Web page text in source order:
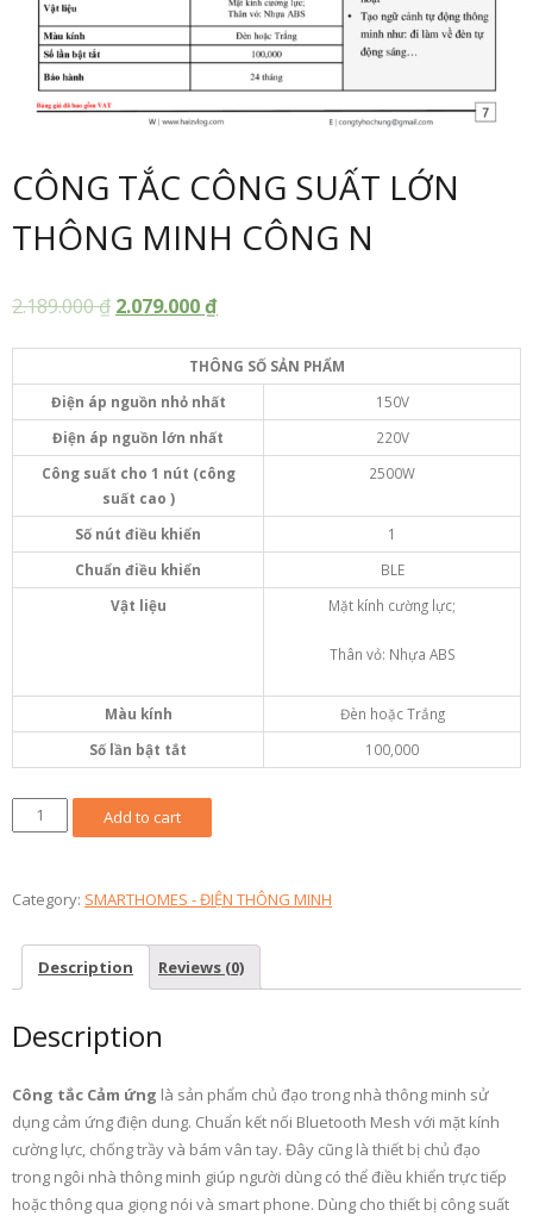
CÔNG TẮC CÔNG SUẤT LỚN
THÔNG MINH CÔNG N
2.189.000₫ 2.079.000₫
THÔNG SỐ SẢN PHẨM
Điện áp nguồn nhỏ nhất
150V
Điện áp nguồn lớn nhất
220V
Công suất cho 1 nút (công
suất cao )
2500W
Số nút điều khiển
1
Chuẩn điều khiển
BLE
Vật liệu
Mặt kính cường lực;
Thân vỏ: Nhựa ABS
Màu kính
Đèn hoặc Trắng
Số lần bật tắt
100,000
CÔNG
TẮC
SUẤT
THÔNG
MINH
N
Add to cart
Category: SMARTHOMES - ĐIỆN THÔNG MINH
Description Reviews (0)
Description
Công tắc Cảm ứng là sản phẩm chủ đạo trong nhà thông minh sử
dụng cảm ứng điện dung. Chuẩn kết nối Bluetooth Mesh với mặt kính
cường lực, chống trầy và bám vân tay. Đây cũng là thiết bị chủ đạo
trong ngôi nhà thông minh giúp người dùng có thể điều khiển trực tiếp
hoặc thông qua giọng nói và smart phone. Dùng cho thiết bị công suất